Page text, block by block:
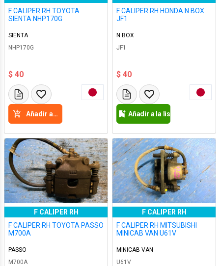
F CALIPER RH TOYOTA
SIENTA NHP170G
SIENTA
NHP170G
$ 40
Añadir a la cesta
F CALIPER RH HONDA N BOX
JF1
N BOX
JF1
$ 40
Añadir a la lista de deseos
F CALIPER RH
F CALIPER RH TOYOTA PASSO
M700A
PASSO
M700A
F CALIPER RH
F CALIPER RH MITSUBISHI
MINICAB VAN U61V
MINICAB VAN
U61V